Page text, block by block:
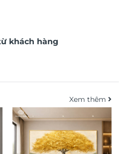
khách hàng
Xem thêm